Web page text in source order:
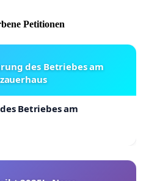
Petitionen
des Betriebes am
Betriebes am